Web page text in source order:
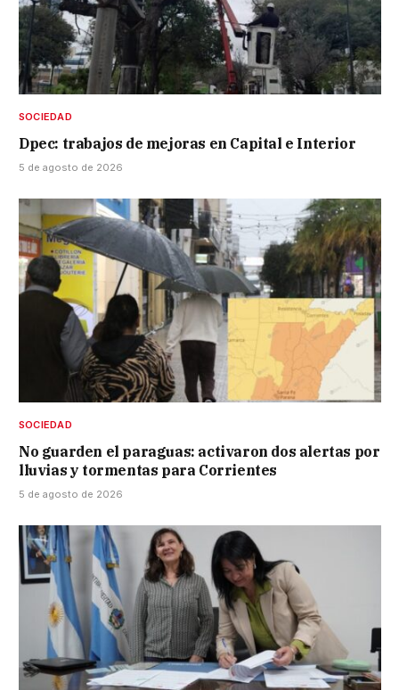
SOCIEDAD
Dpec: trabajos de mejoras en Capital e Interior
5 de agosto de 2026
SOCIEDAD
No guarden el paraguas: activaron dos alertas por
lluvias y tormentas para Corrientes
5 de agosto de 2026